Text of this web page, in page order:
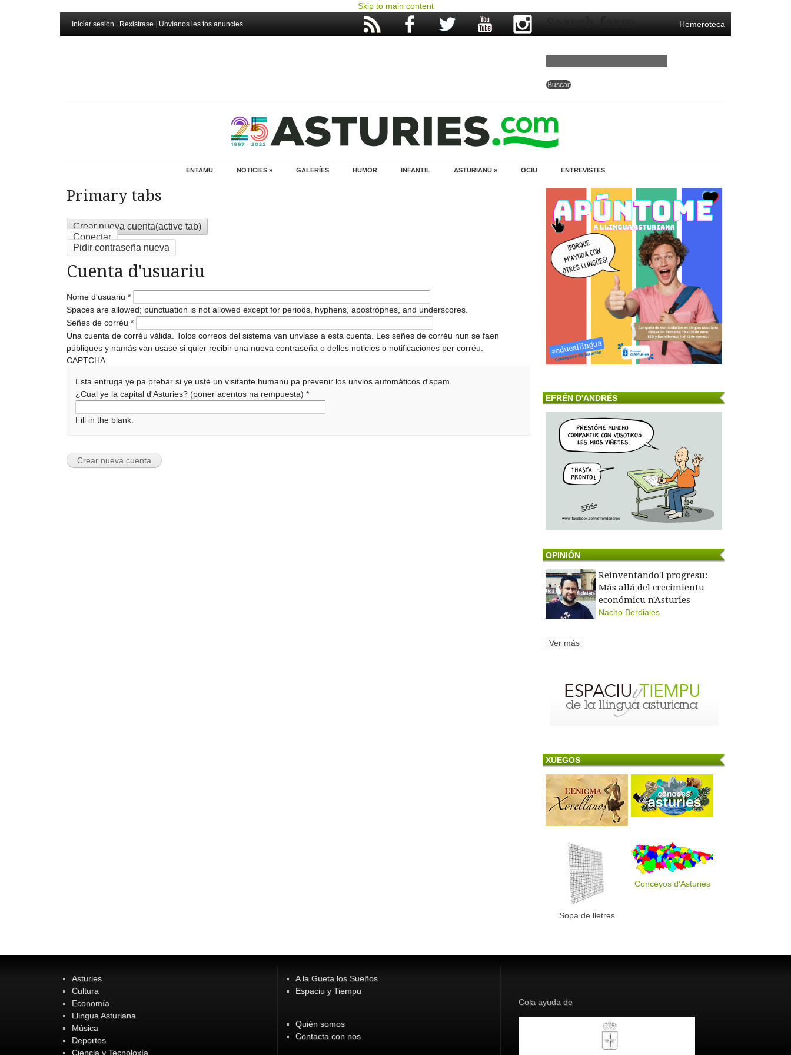
Skip to main content
Iniciar sesión Rexistrase Unvíanos les tos anuncies Hemeroteca
Search form
ENTAMU NOTICIES » GALERÍES HUMOR INFANTIL ASTURIANU » OCIU ENTREVISTES
Primary tabs
Crear nueva cuenta(active tab)
Conectar
Pidir contraseña nueva
Cuenta d'usuariu
Nome d'usuariu *
Spaces are allowed; punctuation is not allowed except for periods, hyphens, apostrophes, and underscores.
Señes de corréu *
Una cuenta de corréu válida. Tolos correos del sistema van unviase a esta cuenta. Les señes de corréu nun se faen
públiques y namás van usase si quier recibir una nueva contraseña o delles noticies o notificaciones per corréu.
CAPTCHA
Esta entruga ye pa prebar si ye usté un visitante humanu pa prevenir los unvios automáticos d'spam.
¿Cual ye la capital d'Asturies? (poner acentos na rempuesta)*
Fill in the blank.
EFRÉN D'ANDRÉS
OPINIÓN
Reinventando'l progresu:
Más allá del crecimientu
económicu n'Asturies
Nacho Berdiales
Ver más
XUEGOS
Sopa de lletres
Conceyos d'Asturies
Asturies
Cultura
Economía
Llingua Asturiana
Música
Deportes
Ciencia y Tecnoloxía
A la Gueta los Sueños
Espaciu y Tiempu
Quién somos
Contacta con nos
Cola ayuda de